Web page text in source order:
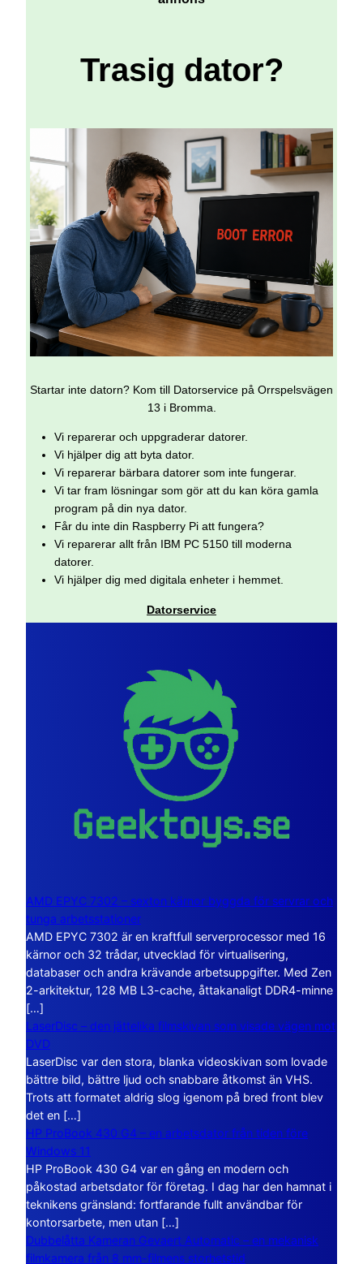
Trasig dator?
Startar inte datorn? Kom till Datorservice på Orrspelsvägen
13 i Bromma.
Vi reparerar och uppgraderar datorer.
Vi hjälper dig att byta dator.
Vi reparerar bärbara datorer som inte fungerar.
Vi tar fram lösningar som gör att du kan köra gamla
program på din nya dator.
Får du inte din Raspberry Pi att fungera?
Vi reparerar allt från IBM PC 5150 till moderna
datorer.
Vi hjälper dig med digitala enheter i hemmet.
Datorservice
AMD EPYC 7302 – sexton kärnor byggda för servrar och
tunga arbetsstationer
AMD EPYC 7302 är en kraftfull serverprocessor med 16
kärnor och 32 trådar, utvecklad för virtualisering,
databaser och andra krävande arbetsuppgifter. Med Zen
2-arkitektur, 128 MB L3-cache, åttakanaligt DDR4-minne
[…]
LaserDisc – den jättelika filmskivan som visade vägen mot
DVD
LaserDisc var den stora, blanka videoskivan som lovade
bättre bild, bättre ljud och snabbare åtkomst än VHS.
Trots att formatet aldrig slog igenom på bred front blev
det en […]
HP ProBook 430 G4 – en arbetsdator från tiden före
Windows 11
HP ProBook 430 G4 var en gång en modern och
påkostad arbetsdator för företag. I dag har den hamnat i
teknikens gränsland: fortfarande fullt användbar för
kontorsarbete, men utan […]
Dubbelåtta Kameran Gevaert Automatic – en mekanisk
filmkamera från 8 mm-filmens storhetstid